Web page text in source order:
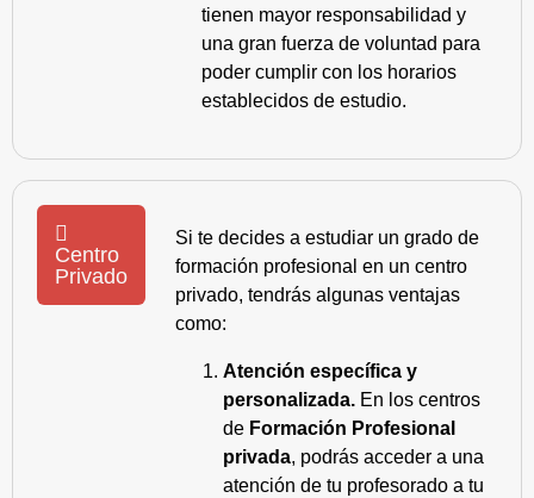
tienen mayor responsabilidad y
una gran fuerza de voluntad para
poder cumplir con los horarios
establecidos de estudio.
Centro
Privado
Si te decides a estudiar un grado de
formación profesional en un centro
privado, tendrás algunas ventajas
como:
Atención específica y
personalizada. En los centros
de Formación Profesional
privada, podrás acceder a una
atención de tu profesorado a tu